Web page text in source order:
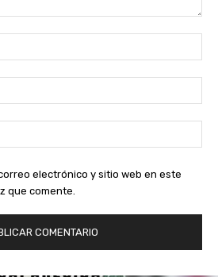
electrónico y sitio web en este
que comente.